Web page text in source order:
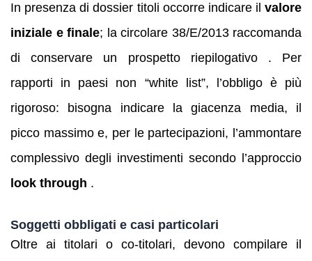
In presenza di dossier titoli occorre indicare il valore
iniziale e finale; la circolare 38/E/2013 raccomanda
di conservare un prospetto riepilogativo . Per
rapporti in paesi non “white list”, l’obbligo è più
rigoroso: bisogna indicare la giacenza media, il
picco massimo e, per le partecipazioni, l’ammontare
complessivo degli investimenti secondo l’approccio
look through .
Soggetti obbligati e casi particolari
Oltre ai titolari o co‑titolari, devono compilare il